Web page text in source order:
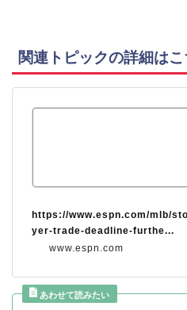
関連トピックの詳細はこ
www.espn.com
https://www.espn.com/mlb/
yer-trade-deadline-furthe...